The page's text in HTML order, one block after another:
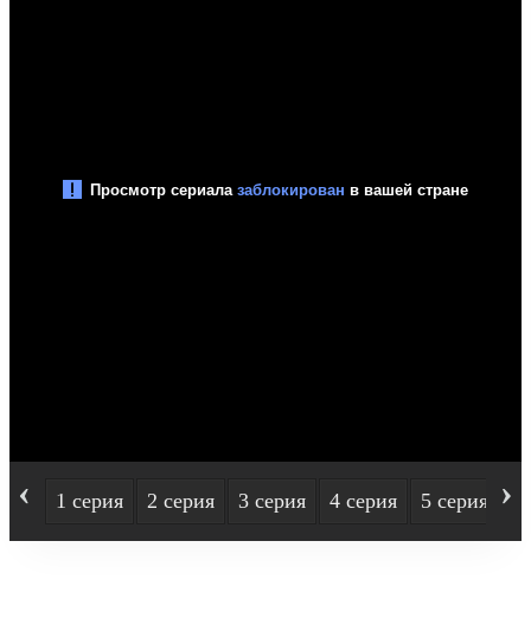
‹ 1 серия 2 серия 3 серия 4 серия 5 серия ›